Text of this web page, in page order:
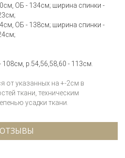
ОБ - 134см; ширина спинки -
ОБ - 138см; ширина спинки -
р.54,56,58,60 - 113см.
от указанных на +-2см в
ткани, техническим
усадки ткани.
ОТЗЫВЫ